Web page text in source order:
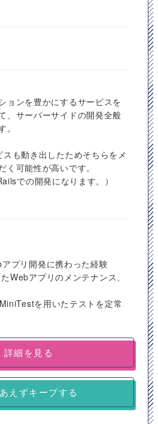
ョンを豊かにするサービスを
、サーバーサイドの開発全般
も動き出したためそちらをメ
く可能性が高いです。
での開発になります。）
プリ開発に携わった経験
Webアプリのメンテナンス、
を用いたテストを定常
詳細を見る
えずキープする